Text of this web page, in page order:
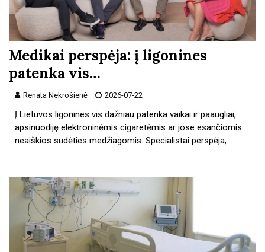
Medikai perspėja: į ligonines
patenka vis…
Renata Nekrošienė 2026-07-22
Į Lietuvos ligonines vis dažniau patenka vaikai ir paaugliai,
apsinuodiję elektroninėmis cigaretėmis ar jose esančiomis
neaiškios sudėties medžiagomis. Specialistai perspėja,…